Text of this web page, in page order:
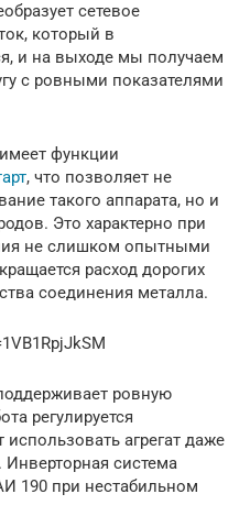
сетевое
который в
и на выходе мы получаем
с ровными показателями
функции
, что позволяет не
такого аппарата, но и
Это характерно при
не слишком опытными
расход дорогих
соединения металла.
ровную
регулируется
агрегат даже
система
190 при нестабильном